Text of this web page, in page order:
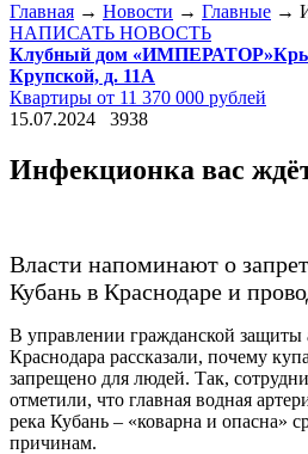
Главная → Новости → Главные →
НАПИСАТЬ НОВОСТЬ
Клубный дом «ИМПЕРАТОР»
Крупской, д. 11А
Квартиры от 11 370 000 рублей
15.07.2024
3938
Инфекционка вас
Власти напоминают о
Кубань в Краснодаре и
В управлении гражданской защиты
Краснодара рассказали, почему
запрещено для людей. Так,
отметили, что главная водная
река Кубань – «коварна и опасна»
причинам.